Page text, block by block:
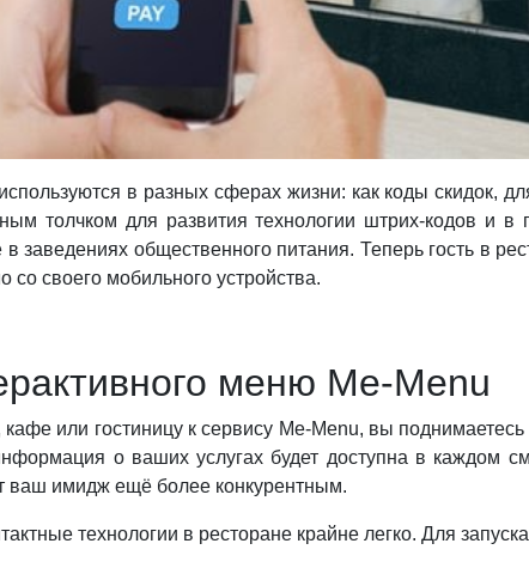
в разных сферах жизни: как коды скидок,
толчком для развития технологии штрих-кодов и
заведениях общественного питания. Теперь гость в
со своего мобильного устройства.
меню Me-Menu
или гостиницу к сервису Me-Menu, вы
о ваших услугах будет доступна в каждом
ваш имидж ещё более конкурентным.
технологии в ресторане крайне легко. Для